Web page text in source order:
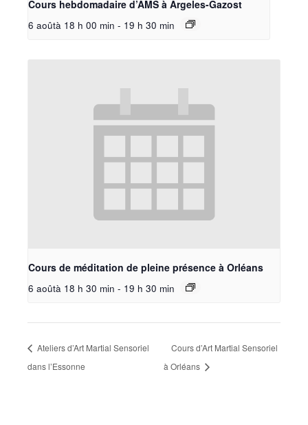
Cours hebdomadaire d’AMS à Argeles-Gazost
6 aoûtà 18 h 00 min - 19 h 30 min
Cours de méditation de pleine présence à Orléans
6 aoûtà 18 h 30 min - 19 h 30 min
Ateliers d’Art Martial Sensoriel
dans l’Essonne
Cours d’Art Martial Sensoriel
à Orléans